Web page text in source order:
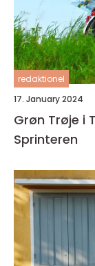
redaktionel
17. January 2024
Grøn Trøje i
Sprinteren